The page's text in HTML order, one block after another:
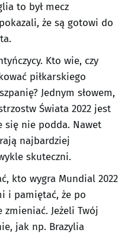
to był mecz
że są gotowi do
Kto wie, czy
piłkarskiego
Jednym słowem,
Świata 2022 jest
się nie podda. Nawet
najbardziej
skuteczni.
kto wygra Mundial 2022
i pamiętać, że po
Jeżeli Twój
jak np. Brazylia